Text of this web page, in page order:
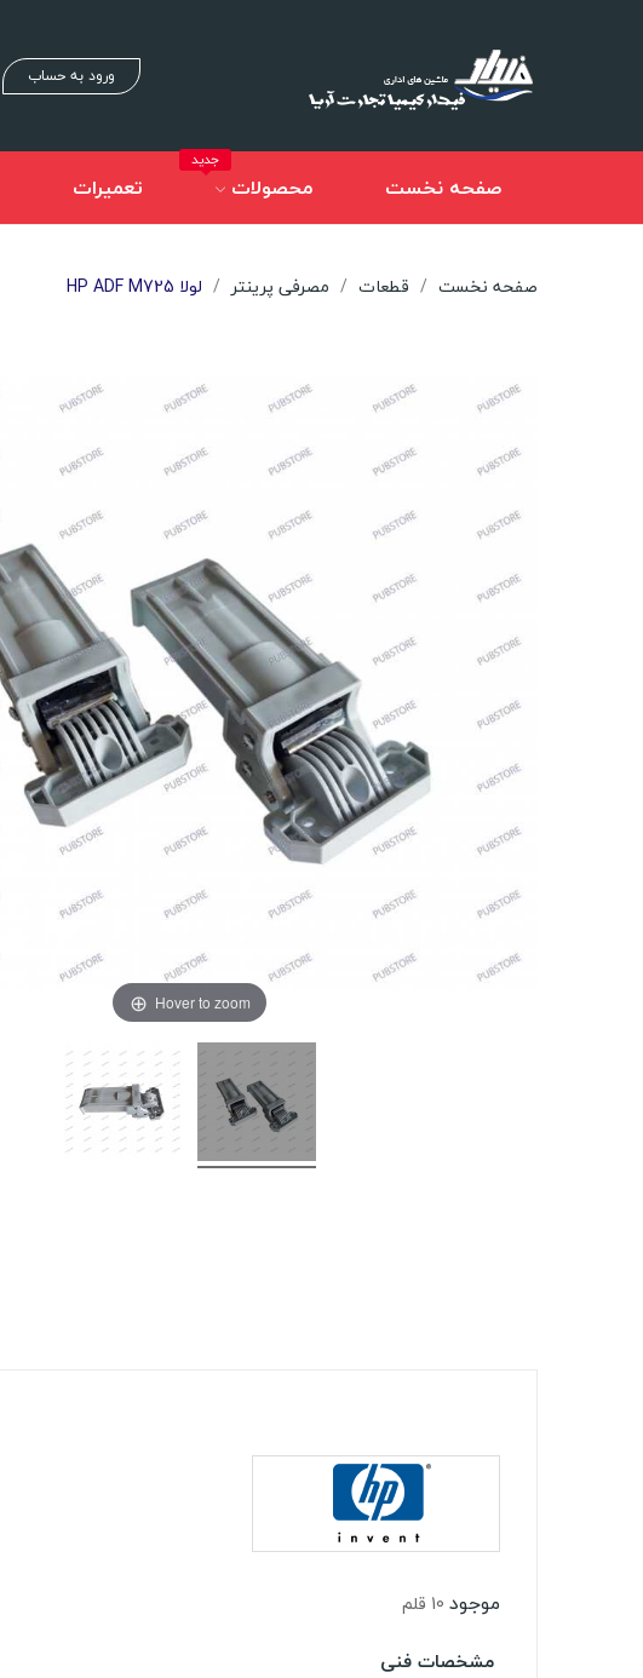
ورود به حساب
صفحه نخست محصولات
جدید
تعمیرات
صفحه نخست قطعات مصرفی پرینتر لولا HP ADF M725
Hover to zoom
موجود 10 قلم
مشخصات فنی